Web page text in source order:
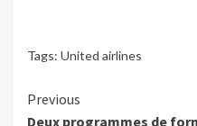
Tags: United airlines
Continue
Previous
Deux programmes de